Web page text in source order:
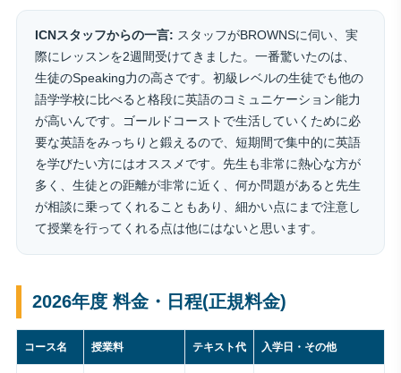
ICNスタッフからの一言: スタッフがBROWNSに伺い、実
際にレッスンを2週間受けてきました。一番驚いたのは、
生徒のSpeaking力の高さです。初級レベルの生徒でも他の
語学学校に比べると格段に英語のコミュニケーション能力
が高いんです。ゴールドコーストで生活していくために必
要な英語をみっちりと鍛えるので、短期間で集中的に英語
を学びたい方にはオススメです。先生も非常に熱心な方が
多く、生徒との距離が非常に近く、何か問題があると先生
が相談に乗ってくれることもあり、細かい点にまで注意し
て授業を行ってくれる点は他にはないと思います。
2026年度 料金・日程(正規料金)
コース名 授業料 テキスト代 入学日・その他